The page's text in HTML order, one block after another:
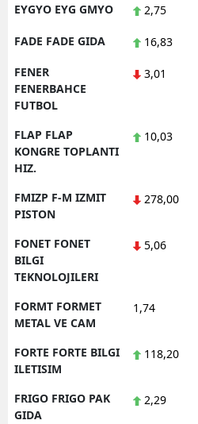
EYGYO EYG GMYO 2,75
FADE FADE GIDA 16,83
FENER
FENERBAHCE
FUTBOL
3,01
FLAP FLAP
KONGRE TOPLANTI
HIZ.
10,03
FMIZP F-M IZMIT
PISTON
278,00
FONET FONET
BILGI
TEKNOLOJILERI
5,06
FORMT FORMET
METAL VE CAM
1,74
FORTE FORTE BILGI
ILETISIM
118,20
FRIGO FRIGO PAK
GIDA
2,29